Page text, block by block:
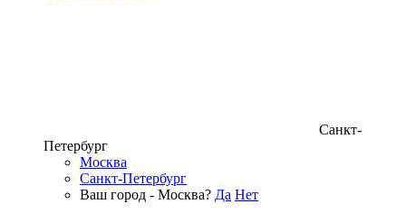
Санкт-
Петербург
Москва
Санкт-Петербург
Ваш город - Москва? Да Нет